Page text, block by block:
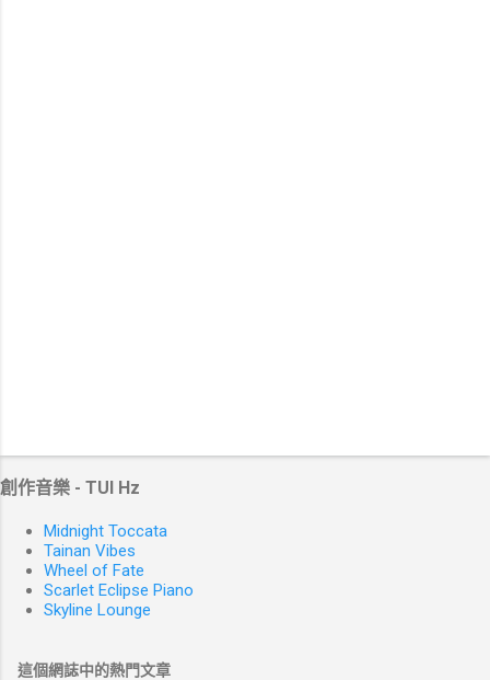
創作音樂 - TUI Hz
Midnight Toccata
Tainan Vibes
Wheel of Fate
Scarlet Eclipse Piano
Skyline Lounge
這個網誌中的熱門文章